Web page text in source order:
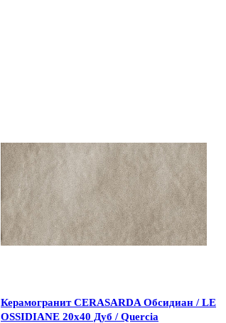
Керамогранит CERASARDA Обсидиан / LE
OSSIDIANE 20x40 Дуб / Quercia